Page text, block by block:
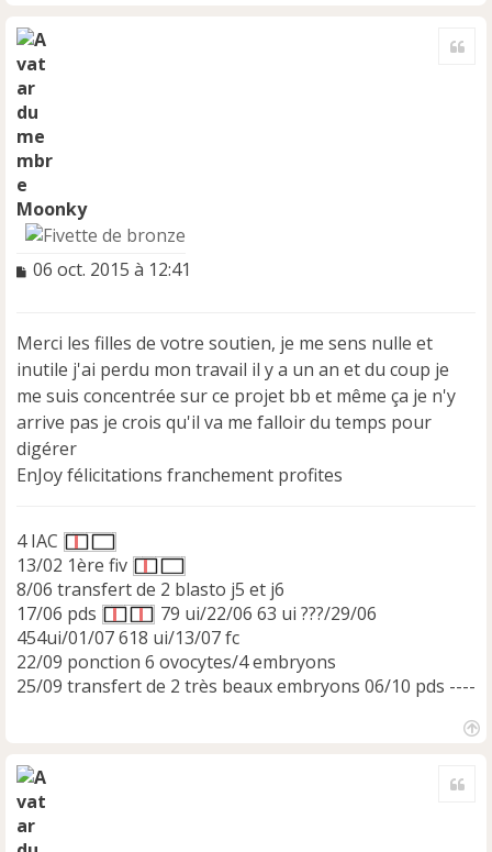
Moonky
M
s
a
g
e
n
o
n
l
06 oct. 2015 à 12:41
Merci les filles de votre soutien, je me sens nulle et
inutile j'ai perdu mon travail il y a un an et du coup je
me suis concentrée sur ce projet bb et même ça je n'y
arrive pas je crois qu'il va me falloir du temps pour
digérer
EnJoy félicitations franchement profites
4 IAC
13/02 1ère fiv
8/06 transfert de 2 blasto j5 et j6
17/06 pds
79 ui/22/06 63 ui ???/29/06
454ui/01/07 618 ui/13/07 fc
22/09 ponction 6 ovocytes/4 embryons
25/09 transfert de 2 très beaux embryons 06/10 pds ----